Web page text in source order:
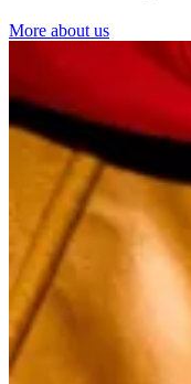
More about us​​​​‌ ‍ ​‍​‍‌‍ ‌ ​‍‌‍‍‌‌‍‌ ‌‍‍‌‌‍ ‍​‍​‍​ ‍‍​‍​‍‌ ​ ‌‍​‌‌‍ ‍‌‍‍‌‌ ‌​‌ ‍‌​‍ ‍‌‍‍‌‌‍ ​‍​‍​‍ ​​‍​‍‌‍‍​‌ ​‍‌‍‌‌‌‍‌‍​‍​‍​ ‍‍​‍​‍‌‍‍​‌ ‌​‌ ‌​‌ ​​‌ ​ ​ ‍‍​‍ ​‍ ‌‍‍​‌‍ ‌ ‌​‌‍ ‍‌‍ ‍‌‍ ‌ ‌ ​‍ ‌‌‍​ ‌‍ ‌‌ ​ ​‍ ‍‌‍ ‍‌‍‌‌‌ ‌​‌‍ ​‌‍‍‌‌‍‌‍‌ ‍‌​‍ ‍‌‍​‌‌ ​​‌ ​​​‍ ‌‍‍‌‌‍ ‍‌ ‌​‌‍‌‌‌‍ ‍‌ ‌​​‍ ‌‍‌‌‌‍‌​‌‍‍‌‌ ‌​​‍ ‌‍ ‌‌‍ ‌‍‌​‌‍‌‌​ ‌‌ ​​‌ ​‍‌‍‌‌‌ ​ ‌‍‌‌‌‍ ‍‌ ‌​‌‍​‌‌ ‌​‌‍‍‌‌‍ ‌‍ ‍​ ‍ ‌‍‍‌‌‍‌​​ ‌‌‍‍​‌‍ ‌‍ ‌‌‍‌‌‌ ​​‌‍​‌‌‍‌ ‌‍‌‌​ ‍ ‌ ‌​‌ ‍‌‌ ​​‌‍‌‌​ ‌‌‍‍​‌‍ ‌‍ ‌‌‍‌‌‌ ​​‌‍​‌‌‍‌ ‌‍‌‌​ ‍ ‌ ​​‌‍​‌‌ ‌​‌‍‍​​ ‌‌‍ ‌‌‍ ‌‍‌​‌ ‌‌‌‍ ​‌‍‌‌‌ ​ ​‍‌‌​ ‌‌‌​​‍‌‌ ‌‍‍ ‌‍‌‌‌ ‍‌​‍‌‌​ ​ ‌​‌​​‍‌‌​ ​ ‌​‌​​‍‌‌​ ​‍​ ​‍​ ‌‌‌‍‌​‌‍‌‍‌‍​ ‌‍​ ​ ​‍‌‍​ ​ ​​‌‍‌​​ ‌‍‌‍‌‌‌‍‌‌​‍‌‌​ ​‍​ ​‍​‍‌‌​ ‌‌‌​‌​​‍ ‍‌ ​‍‌‍‍‌‌‍​ ‌‍‍​‌‌‌​‌‍‌‌‌ ‍​‌ ‌​​‍‌‌​ ‌‌‌​​‍‌‌ ‌‍‍ ‌‍‌‌‌ ‍‌​‍‌‌​ ​ ‌​‌​​‍‌‌​ ​ ‌​‌​​‍‌‌​ ​‍​ ​‍​ ‌ ‌‍‌​​ ​‍​ ​‍​ ‌‌​ ‌​‌‍​ ‌‍​‌‌‍‌‍​ ‍‌‌‍‌​​ ‌ ​‍‌‌​ ​‍​ ​‍​‍‌‌​ ‌‌‌​‌​​‍ ‍‌‍ ​‌‍‍‌‌‍ ‍‌‍‍ ​‍ ‍‌‍ ​‌‍​‌‌‍​‍‌‍‌‌‌‍ ​​ ‌‍​‍‌‍​‌‌ ​ ‌‍‌‌‌‌‌‌‌ ​‍‌‍ ​​ ‌‌‍‍​‌ ‌​‌ ‌​‌ ​​‌ ​ ​‍‌‌​ ​ ‌​​‌​‍‌‌​ ​‍‌​‌‍​‍‌‌​ ​‍‌​‌‍‌‍‍​‌‍ ‌ ‌​‌‍ ‍‌‍ ‍‌‍ ‌ ‌ ​‍ ‌‌‍​ ‌‍ ‌‌ ​ ​‍ ‍‌‍ ‍‌‍‌‌‌ ‌​‌‍ ​‌‍‍‌‌‍‌‍‌ ‍‌​‍ ‍‌‍​‌‌ ​​‌ ​​​‍‌‍‌‍‍‌‌‍‌​​ ‌‌‍‍​‌‍ ‌‍ ‌‌‍‌‌‌ ​​‌‍​‌‌‍‌ ‌‍‌‌​‍‌‍‌ ‌​‌ ‍‌‌ ​​‌‍‌‌​ ‌‌‍‍​‌‍ ‌‍ ‌‌‍‌‌‌ ​​‌‍​‌‌‍‌ ‌‍‌‌​‍‌‍‌ ​​‌‍​‌‌ ‌​‌‍‍​​ ‌‌‍ ‌‌‍ ‌‍‌​‌ ‌‌‌‍ ​‌‍‌‌‌ ​ ​‍‌‌​ ‌‌‌​​‍‌‌ ‌‍‍ ‌‍‌‌‌ ‍‌​‍‌‌​ ​ ‌​‌​​‍‌‌​ ​ ‌​‌​​‍‌‌​ ​‍​ ​‍​ ‌‌‌‍‌​‌‍‌‍‌‍​ ‌‍​ ​ ​‍‌‍​ ​ ​​‌‍‌​​ ‌‍‌‍‌‌‌‍‌‌​‍‌‌​ ​‍​ ​‍​‍‌‌​ ‌‌‌​‌​​‍ ‍‌ ​‍‌‍‍‌‌‍​ ‌‍‍​‌‌‌​‌‍‌‌‌ ‍​‌ ‌​​‍‌‌​ ‌‌‌​​‍‌‌ ‌‍‍ ‌‍‌‌‌ ‍‌​‍‌‌​ ​ ‌​‌​​‍‌‌​ ​ ‌​‌​​‍‌‌​ ​‍​ ​‍​ ‌ ‌‍‌​​ ​‍​ ​‍​ ‌‌​ ‌​‌‍​ ‌‍​‌‌‍‌‍​ ‍‌‌‍‌​​ ‌ ​‍‌‌​ ​‍​ ​‍​‍‌‌​ ‌‌‌​‌​​‍ ‍‌‍ ​‌‍‍‌‌‍ ‍‌‍‍ ​‍ ‍‌‍ ​‌‍​‌‌‍​‍‌‍‌‌‌‍ ​​‍‌‍‌ ​​‌‍‌‌‌ ​‍‌ ​ ‌ ​​‌‍‌‌‌‍​ ‌ ‌​‌‍‍‌‌ ‌‍‌‍‌‌​ ‌‌ ​​‌ ‌‌‌‍​‍‌‍ ​‌‍‍‌‌ ​ ‌‍‍​‌‍‌‌‌‍‌​​‍​‍‌ ‌